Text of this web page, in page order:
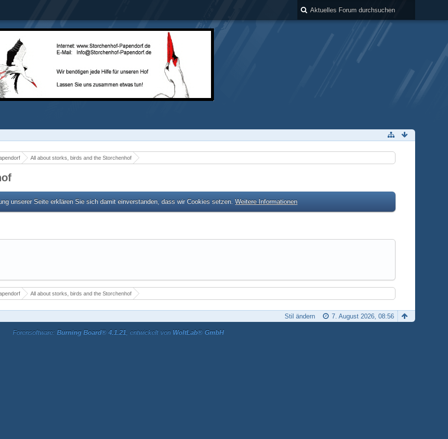
All about storks, birds and the Storchenhof
unserer Seite erklären Sie sich damit einverstanden, dass wir Cookies setzen.Weitere Informationen
All about storks, birds and the Storchenhof
7. August 2026, 08:56
Stil ändern
Forensoftware: Burning Board® 4.1.21, entwickelt von WoltLab® GmbH